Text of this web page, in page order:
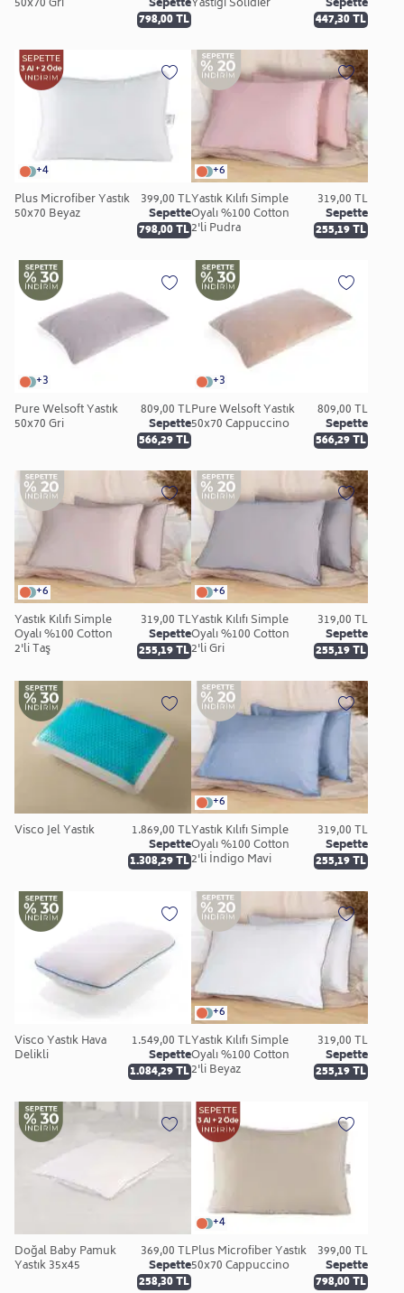
50x70 Gri
Sepette
798,00 TL
Yastiği Solidier
Sepette
447,30 TL
+4
Plus Microfiber Yastık
50x70 Beyaz
399,00 TL
Sepette
798,00 TL
+6
Yastık Kılıfı Simple
Oyalı %100 Cotton
2'li Pudra
319,00 TL
Sepette
255,19 TL
+3
Pure Welsoft Yastık
50x70 Gri
809,00 TL
Sepette
566,29 TL
+3
Pure Welsoft Yastık
50x70 Cappuccino
809,00 TL
Sepette
566,29 TL
+6
Yastık Kılıfı Simple
Oyalı %100 Cotton
2'li Taş
319,00 TL
Sepette
255,19 TL
+6
Yastık Kılıfı Simple
Oyalı %100 Cotton
2'li Gri
319,00 TL
Sepette
255,19 TL
Visco Jel Yastık 1.869,00 TL
Sepette
1.308,29 TL
+6
Yastık Kılıfı Simple
Oyalı %100 Cotton
2'li İndigo Mavi
319,00 TL
Sepette
255,19 TL
Visco Yastık Hava
Delikli
1.549,00 TL
Sepette
1.084,29 TL
+6
Yastık Kılıfı Simple
Oyalı %100 Cotton
2'li Beyaz
319,00 TL
Sepette
255,19 TL
Doğal Baby Pamuk
Yastık 35x45
369,00 TL
Sepette
258,30 TL
+4
Plus Microfiber Yastık
50x70 Cappuccino
399,00 TL
Sepette
798,00 TL